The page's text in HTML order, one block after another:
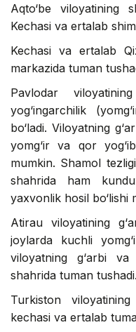
Aqto‘be viloyatining
Kechasi va ertalab
Kechasi va ertalab
markazida tuman
Pavlodar
yog‘ingarchilik
bo‘ladi. Viloyatning
yomg‘ir va qor
mumkin. Shamol
shahrida ham
yaxvonlik hosil bo‘lishi
Atirau viloyatining
joylarda kuchli
viloyatning g‘arbi
shahrida tuman tushadi.
Turkiston
kechasi va ertalab